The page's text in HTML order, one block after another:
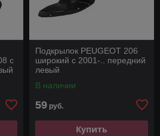
с
Подкрылок PEUGEOT 206
широкий с 2001-.. передний
левый
В наличии
59 руб.
Купить